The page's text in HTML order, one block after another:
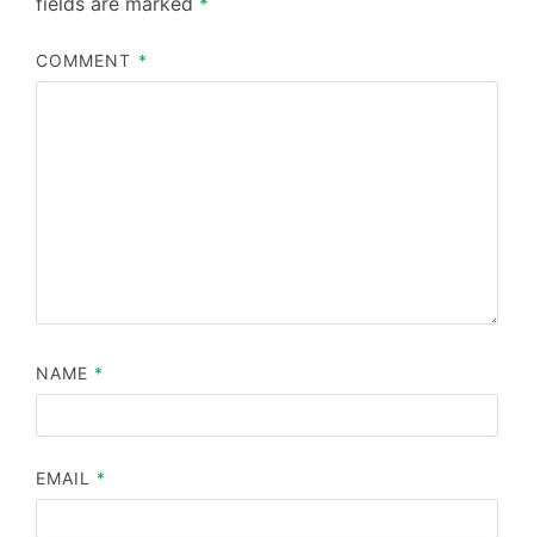
COMMENT *
NAME *
EMAIL *